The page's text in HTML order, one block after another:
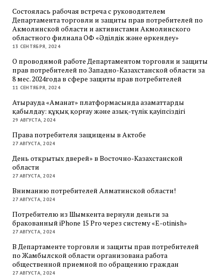
Состоялась рабочая встреча с руководителем
Департамента торговли и защиты прав потребителей по
Акмолинской области и активистами Акмолинского
областного филиала ОФ «Әділдік және өркендеу»
13 СЕНТЯБРЯ, 2024
О проводимой работе Департаментом торговли и защиты
прав потребителей по Западно-Казахстанской области за
8 мес. 2024года в сфере защиты прав потребителей
11 СЕНТЯБРЯ, 2024
Атырауда «Аманат» платформасында азаматтарды
қабылдау: құқық қорғау және азық-түлік қауіпсіздігі
29 АВГУСТА, 2024
Права потребителя защищены в Актобе
27 АВГУСТА, 2024
День открытых дверей» в Восточно-Казахстанской
области
27 АВГУСТА, 2024
Вниманию потребителей Алматинской области!
27 АВГУСТА, 2024
Потребителю из Шымкента вернули деньги за
бракованный iPhone 15 Pro через систему «E-otinish»
27 АВГУСТА, 2024
В Департаменте торговли и защиты прав потребителей
по Жамбылской области организована работа
общественной приемной по обращению граждан
27 АВГУСТА, 2024